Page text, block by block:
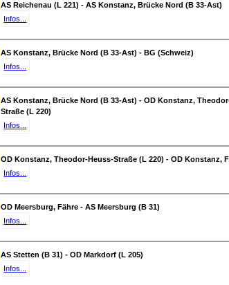
AS Reichenau (L 221) - AS Konstanz, Brücke Nord (B 33-Ast)
Infos...
AS Konstanz, Brücke Nord (B 33-Ast) - BG (Schweiz)
Infos...
AS Konstanz, Brücke Nord (B 33-Ast) - OD Konstanz,
Straße (L 220)
Infos...
OD Konstanz, Theodor-Heuss-Straße (L 220) - OD Konstanz,
Infos...
OD Meersburg, Fähre - AS Meersburg (B 31)
Infos...
AS Stetten (B 31) - OD Markdorf (L 205)
Infos...